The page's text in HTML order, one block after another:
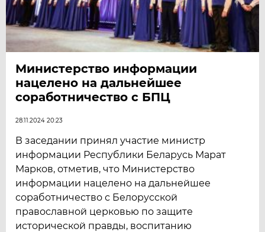
Министерство информации
нацелено на дальнейшее
соработничество с БПЦ
28.11.2024 20:23
В заседании принял участие министр
информации Республики Беларусь Марат
Марков, отметив, что Министерство
информации нацелено на дальнейшее
соработничество с Белорусской
православной церковью по защите
исторической правды, воспитанию